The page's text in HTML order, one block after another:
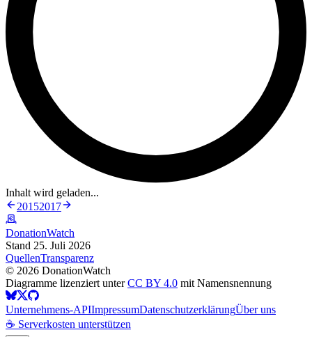
Inhalt wird geladen...
20152017
DonationWatch
Stand 25. Juli 2026
QuellenTransparenz
© 2026 DonationWatch
Diagramme lizenziert unterCC BY 4.0 mit Namensnennung
Unternehmens-APIImpressumDatenschutzerklärungÜber uns
☕ Serverkosten unterstützen